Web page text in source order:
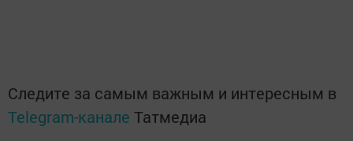
Следите за самым важным и интересным в
Telegram-канале Татмедиа